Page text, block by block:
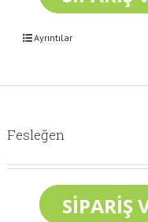
Ayrıntılar
Fesleğen